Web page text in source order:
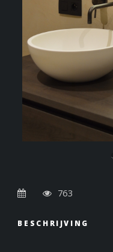
763
BESCHRIJVING